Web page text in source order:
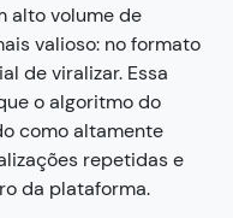
alto volume de
valioso: no formato
de viralizar. Essa
o algoritmo do
como altamente
repetidas e
da plataforma.